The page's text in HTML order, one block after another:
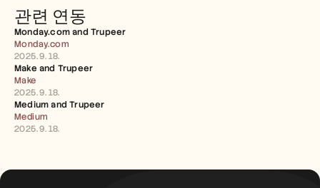
관련 연동
Monday.com and Trupeer
Monday.com
2025. 9. 18.
Make and Trupeer
Make
2025. 9. 18.
Medium and Trupeer
Medium
2025. 9. 18.
Customer Stories
Help Center
Pricing